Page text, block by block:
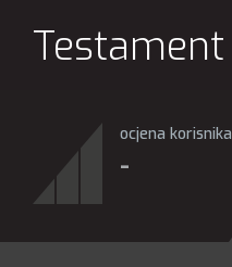
Testament
ocjena korisnika
-